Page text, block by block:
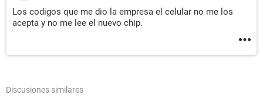
Los codigos que me dio la empresa el celular no me los
acepta y no me lee el nuevo chip.
Discusiones similares